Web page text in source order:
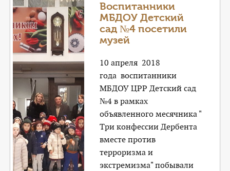
Воспитанники
МБДОУ Детский
сад №4 посетили
музей
10 апреля 2018
года воспитанники
МБДОУ ЦРР Детский сад
№4 в рамках
объявленного месячника "
Три конфессии Дербента
вместе против
терроризма и
экстремизма" побывали